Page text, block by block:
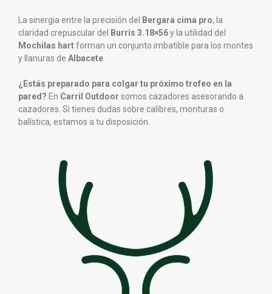
La sinergia entre la precisión del Bergara cima pro, la
claridad crepuscular del
Burris 3.18×56y la utilidad del
Mochilas hartforman un conjunto imbatible para los montes
y llanuras de Albacete
¿Estás preparado para colgar tu próximo trofeo en la
pared? En Carril Outdoor somos cazadores asesorando a
cazadores. Si tienes dudas sobre calibres, monturas o
balística, estamos a tu disposición.